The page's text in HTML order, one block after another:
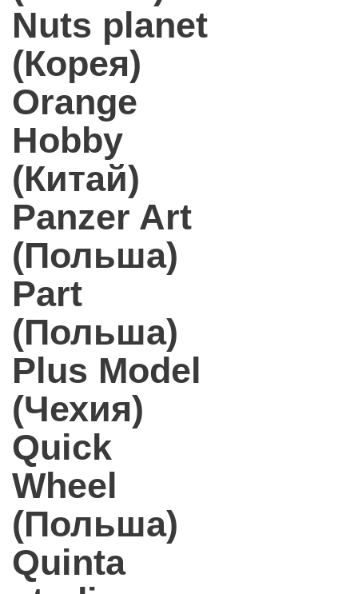
Nuts planet
(Корея)
Orange
Hobby
(Китай)
Panzer Art
(Польша)
Part
(Польша)
Plus Model
(Чехия)
Quick
Wheel
(Польша)
Quinta